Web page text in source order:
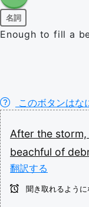
名詞
Enough to fill a
このボタンはな
After the storm,
beachful of
翻訳する
聞き取れるように